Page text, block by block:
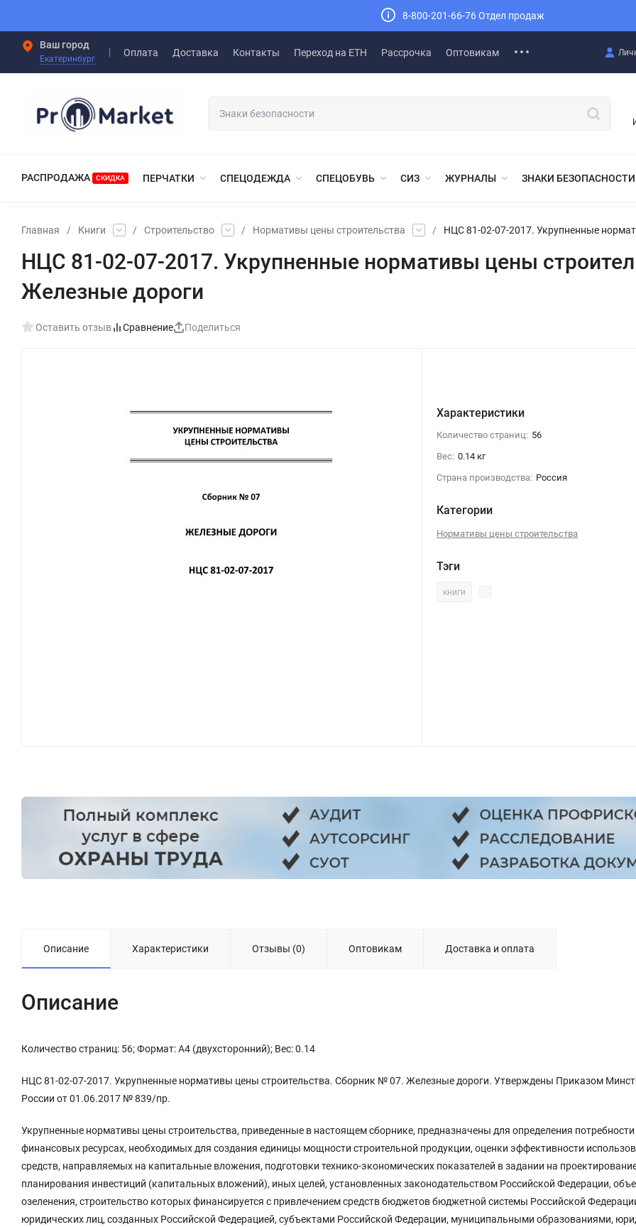
8-800-201-66-76 Отдел продаж
Ваш город
Екатеринбург
Оплата Доставка Контакты Переход на ЕТН Рассрочка Оптовикам
РАСПРОДАЖА СКИДКА ПЕРЧАТКИ СПЕЦОДЕЖДА СПЕЦОБУВЬ СИЗ ЖУРНАЛЫ ЗНАКИ БЕЗОПАСНОСТИ
Главная / Книги / Строительство / Нормативы цены строительства / НЦС 81-02-07-2017. Укрупненные
НЦС 81-02-07-2017. Укрупненные нормативы цены
Железные дороги
Оставить отзыв Сравнение Поделиться
Характеристики
Количество страниц: 56
Вес: 0.14 кг
Страна производства: Россия
Категории
Нормативы цены строительства
Тэги
книги
Описание Характеристики Отзывы (0) Оптовикам Доставка и оплата
Описание
Количество страниц: 56; Формат: А4 (двухсторонний); Вес: 0.14
НЦС 81-02-07-2017. Укрупненные нормативы цены строительства. Сборник № 07. Железные дороги. Утверждены Приказом
России от 01.06.2017 № 839/пр.
Укрупненные нормативы цены строительства, приведенные в настоящем сборнике, предназначены для определения потребности
финансовых ресурсах, необходимых для создания единицы мощности строительной продукции, оценки эффективности
средств, направляемых на капитальные вложения, подготовки технико-экономических показателей в задании на
планирования инвестиций (капитальных вложений), иных целей, установленных законодательством Российской Федерации,
озеленения, строительство которых финансируется с привлечением средств бюджетов бюджетной системы Российской
юридических лиц, созданных Российской Федерацией, субъектами Российской Федерации, муниципальными образованиями,